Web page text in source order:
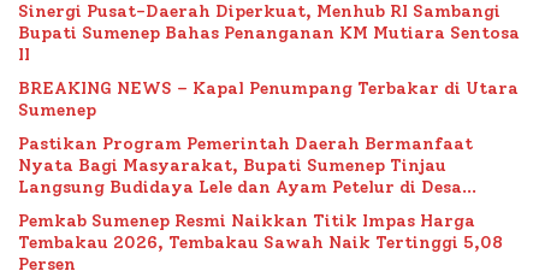
Sinergi Pusat-Daerah Diperkuat, Menhub RI Sambangi
Bupati Sumenep Bahas Penanganan KM Mutiara Sentosa
II
BREAKING NEWS – Kapal Penumpang Terbakar di Utara
Sumenep
Pastikan Program Pemerintah Daerah Bermanfaat
Nyata Bagi Masyarakat, Bupati Sumenep Tinjau
Langsung Budidaya Lele dan Ayam Petelur di Desa
Pemkab Sumenep Resmi Naikkan Titik Impas Harga
Tembakau 2026, Tembakau Sawah Naik Tertinggi 5,08
Persen